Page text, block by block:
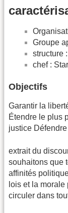
Groupe
structure
chef :
Objectifs
Garantir la
Étendre le plus
justice
extrait du
souhaitons que
affinités
lois et la
circuler dans